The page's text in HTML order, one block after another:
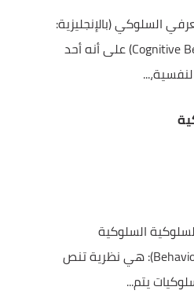
السلوكي (بالإنجليزية:
Cognitive Behavior Therapy) على أنه أحد
السلوكية
(بالإنجليزية: Behaviorism): هي نظرية تنص
يتم...